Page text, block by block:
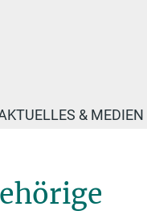
& MEDIEN